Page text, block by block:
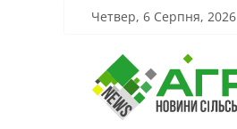
Четвер, 6 Серпня, 2026